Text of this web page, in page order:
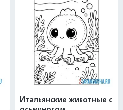
Итальянские животные с